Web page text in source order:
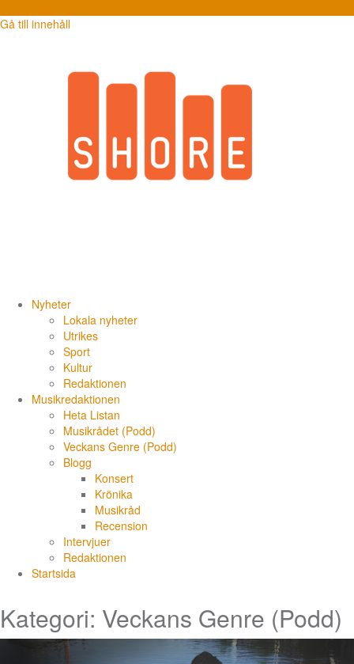
Gå till innehåll
Nyheter
Lokala nyheter
Utrikes
Sport
Kultur
Redaktionen
Musikredaktionen
Heta Listan
Musikrådet (Podd)
Veckans Genre (Podd)
Blogg
Konsert
Krönika
Musikråd
Recension
Intervjuer
Redaktionen
Startsida
Kategori: Veckans Genre (Podd)